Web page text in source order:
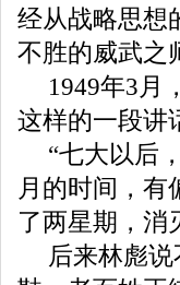
经从战略思想
不胜的威武之
1949年3月
这样的一段讲
“七大以后
月的时间，有
了两星期，消
后来林彪